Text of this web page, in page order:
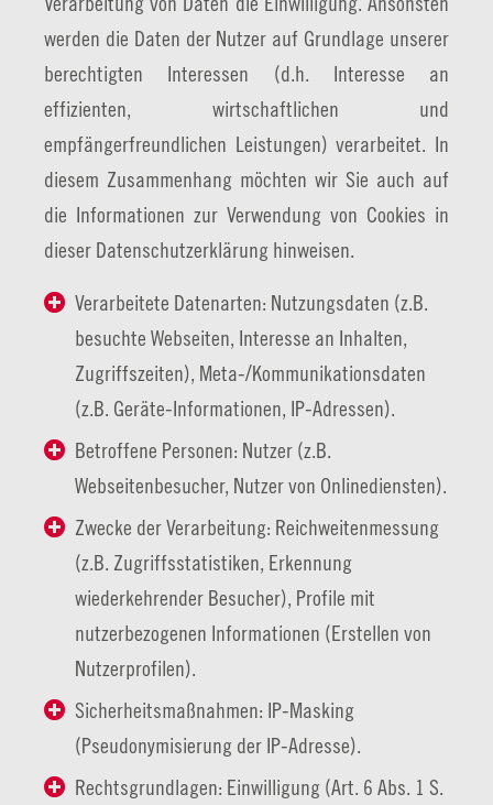
werden die Daten der Nutzer auf Grundlage unserer
berechtigten Interessen (d.h. Interesse an
effizienten, wirtschaftlichen und
empfängerfreundlichen Leistungen) verarbeitet. In
diesem Zusammenhang möchten wir Sie auch auf
die Informationen zur Verwendung von Cookies in
dieser Datenschutzerklärung hinweisen.
Verarbeitete Datenarten: Nutzungsdaten (z.B.
besuchte Webseiten, Interesse an Inhalten,
Zugriffszeiten), Meta-/Kommunikationsdaten
(z.B. Geräte-Informationen, IP-Adressen).
Betroffene Personen: Nutzer (z.B.
Webseitenbesucher, Nutzer von Onlinediensten).
Zwecke der Verarbeitung: Reichweitenmessung
(z.B. Zugriffsstatistiken, Erkennung
wiederkehrender Besucher), Profile mit
nutzerbezogenen Informationen (Erstellen von
Nutzerprofilen).
Sicherheitsmaßnahmen: IP-Masking
(Pseudonymisierung der IP-Adresse).
Rechtsgrundlagen: Einwilligung (Art. 6 Abs. 1 S.